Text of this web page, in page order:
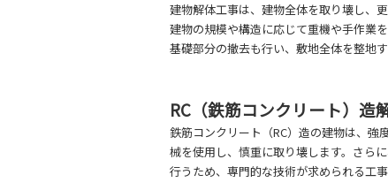
建物解体工事は、建物全体を取り壊し、
建物の規模や構造に応じて重機や手作業
基礎部分の撤去も行い、敷地全体を整地
RC（鉄筋コンクリート）造
鉄筋コンクリート（RC）造の建物は、
械を使用し、慎重に取り壊します。さら
行うため、専門的な技術が求められる工事